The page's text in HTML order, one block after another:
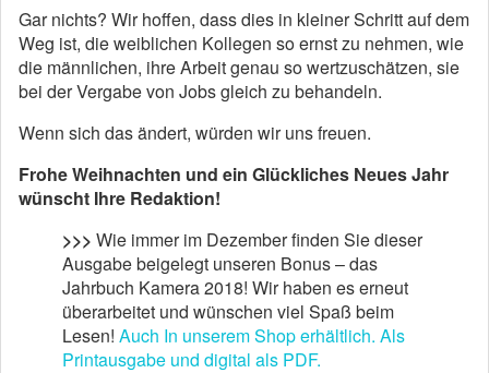
Gar nichts? Wir hoffen, dass dies in kleiner Schritt auf dem
Weg ist, die weiblichen Kollegen so ernst zu nehmen, wie
die männlichen, ihre Arbeit genau so wertzuschätzen, sie
bei der Vergabe von Jobs gleich zu behandeln.
Wenn sich das ändert, würden wir uns freuen.
Frohe Weihnachten und ein Glückliches Neues Jahr
wünscht Ihre Redaktion!
>>> Wie immer im Dezember finden Sie dieser
Ausgabe beigelegt unseren Bonus – das
Jahrbuch Kamera 2018! Wir haben es erneut
überarbeitet und wünschen viel Spaß beim
Lesen! Auch In unserem Shop erhältlich. Als
Printausgabe und digital als PDF.